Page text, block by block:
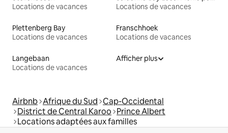
Locations de vacances
Locations de vacances
Plettenberg Bay
Locations de vacances
Franschhoek
Locations de vacances
Langebaan
Locations de vacances
Afficher plus
Airbnb Afrique du Sud Cap-Occidental
District de Central Karoo Prince Albert
Locations adaptées aux familles